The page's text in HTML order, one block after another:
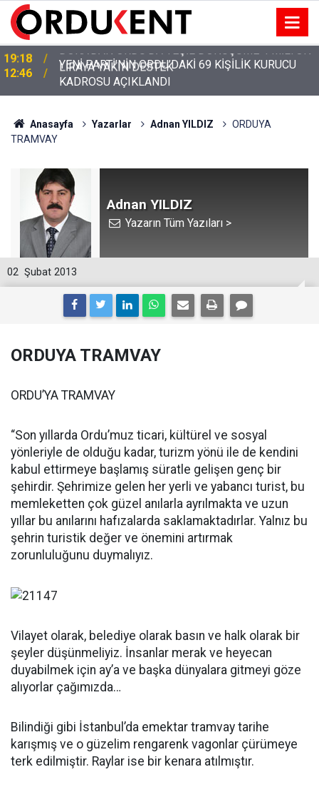
12:46
YENİ PARTİ’NİN ORDU’DAKİ 69 KİŞİLİK KURUCU
KADROSU AÇIKLANDI
Anasayfa Yazarlar Adnan YILDIZ
ORDUYA
TRAMVAY
Adnan YILDIZ
Yazarın Tüm Yazıları >
02 Şubat 2013
ORDUYA TRAMVAY
ORDU’YA TRAMVAY
“Son yıllarda Ordu’muz ticari, kültürel ve sosyal
yönleriyle de olduğu kadar, turizm yönü ile de kendini
kabul ettirmeye başlamış süratle gelişen genç bir
şehirdir. Şehrimize gelen her yerli ve yabancı turist, bu
memleketten çok güzel anılarla ayrılmakta ve uzun
yıllar bu anılarını hafızalarda saklamaktadırlar. Yalnız bu
şehrin turistik değer ve önemini artırmak
zorunluluğunu duymalıyız.
Vilayet olarak, belediye olarak basın ve halk olarak bir
şeyler düşünmeliyiz. İnsanlar merak ve heyecan
duyabilmek için ay’a ve başka dünyalara gitmeyi göze
alıyorlar çağımızda…
Bilindiği gibi İstanbul’da emektar tramvay tarihe
karışmış ve o güzelim rengarenk vagonlar çürümeye
terk edilmiştir. Raylar ise bir kenara atılmıştır.